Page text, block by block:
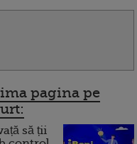
pagina pe
să ții